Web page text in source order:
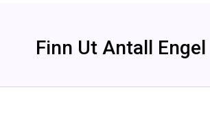
Finn Ut Antall Engel